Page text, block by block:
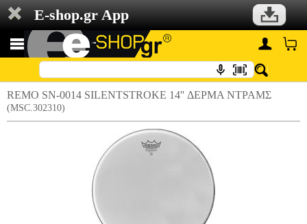
E-shop.gr App
REMO SN-0014 SILENTSTROKE 14'' ΔΕΡΜΑ ΝΤΡΑΜΣ
(MSC.302310)